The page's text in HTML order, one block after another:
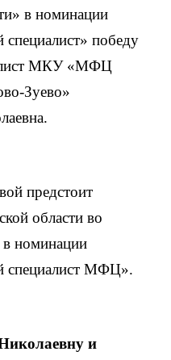
в номинации
победу
МКУ «МФЦ
Зуево»
предстоит
области во
в номинации
специалист МФЦ».
и